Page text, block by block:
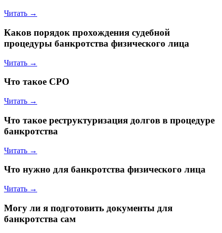
Читать →
Каков порядок прохождения судебной
процедуры банкротства физического лица
Читать →
Что такое СРО
Читать →
Что такое реструктуризация долгов в процедуре
банкротства
Читать →
Что нужно для банкротства физического лица
Читать →
Могу ли я подготовить документы для
банкротства сам